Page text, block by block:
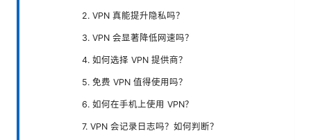
2. VPN 真能提升隐私吗？
3. VPN 会显著降低网速吗？
4. 如何选择 VPN 提供商？
5. 免费 VPN 值得使用吗？
6. 如何在手机上使用 VPN？
7. VPN 会记录日志吗？如何判断？